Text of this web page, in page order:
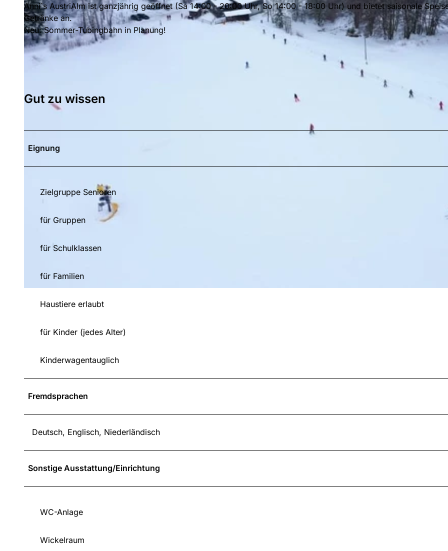
© Skilift Emmet, Familie Kleine |
Anni´s AustriAlm ist ganzjährig geöffnet (Sa 14:00 - 20:00 Uhr, So 14:00 - 18:00 Uhr) und bietet saisonale
Getränke an.
Neu: Sommer-Tubingbahn in Planung!
Gut zu wissen
Eignung
Zielgruppe Senioren
für Gruppen
für Schulklassen
für Familien
Haustiere erlaubt
für Kinder (jedes Alter)
Kinderwagentauglich
Fremdsprachen
Deutsch, Englisch, Niederländisch
Sonstige Ausstattung/Einrichtung
WC-Anlage
Wickelraum